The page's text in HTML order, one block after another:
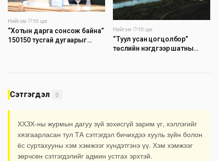
Нийгэм·
10 цаг
“Хотын дарга сонсож байна”
150150 тусгай дугаарыг
Нийгэм·
10 цаг
“Туул усан цогцолбор”
төслийн нэгдүгээр шатны
Сэтгэгдэл 0
ХХЗХ-ны журмын дагуу зүй зохисгүй зарим үг, хэллэгийг
хязгаарласан тул ТА сэтгэгдэл бичихдээ хууль зүйн болон
ёс суртахууны хэм хэмжээг хүндэтгэнэ үү. Хэм хэмжээг
зөрчсөн сэтгэгдэлийг админ устгах эрхтэй.